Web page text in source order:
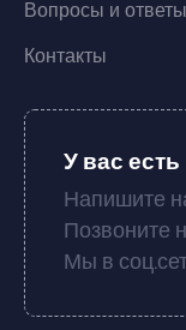
Вопросы и ответы
Контакты
У вас
Напишите
Позвоните
Мы в